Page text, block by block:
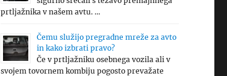
prtljažnika v našem avtu. …
Čemu služijo pregradne mreže za avto
in kako izbrati pravo?
Če v prtljažniku osebnega vozila ali v
svojem tovornem kombiju pogosto prevažate